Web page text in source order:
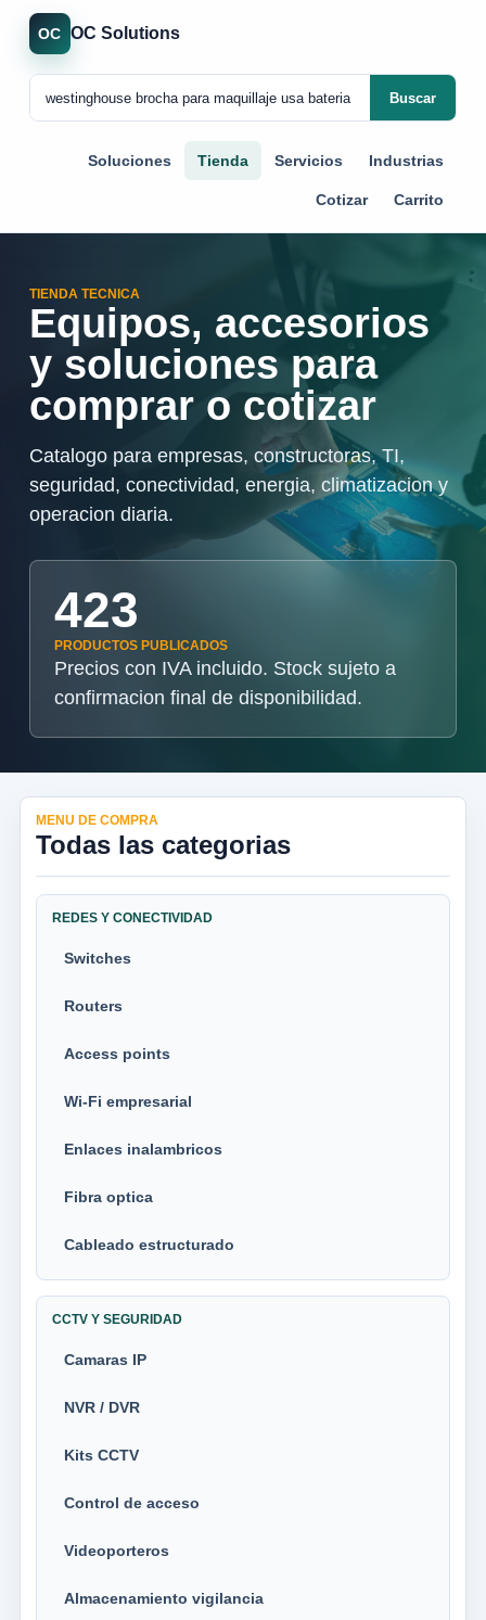
OC OC Solutions
Buscar
Soluciones Tienda Servicios Industrias
Cotizar Carrito
TIENDA TECNICA
Equipos, accesorios
y soluciones para
comprar o cotizar
Catalogo para empresas, constructoras, TI,
seguridad, conectividad, energia, climatizacion y
operacion diaria.
423
PRODUCTOS PUBLICADOS
Precios con IVA incluido. Stock sujeto a
confirmacion final de disponibilidad.
MENU DE COMPRA
Todas las categorias
REDES Y CONECTIVIDAD
Switches
Routers
Access points
Wi-Fi empresarial
Enlaces inalambricos
Fibra optica
Cableado estructurado
CCTV Y SEGURIDAD
Camaras IP
NVR / DVR
Kits CCTV
Control de acceso
Videoporteros
Almacenamiento vigilancia